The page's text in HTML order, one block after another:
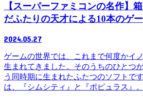
【スーパーファミコンの名作】
だふたりの天才による10本のゲ
2024.05.27
ゲームの世界では、これまで何度かイ
生まれてきました。そのうちのひとつ
う同時期に生まれたふたつのソフトで
は、『シムシティ』と『ポピュラス』